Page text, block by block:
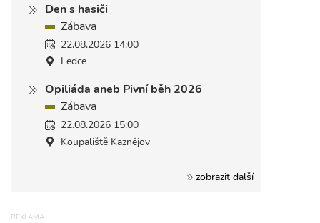
Den s hasiči
Zábava
22.08.2026 14:00
Ledce
Opiliáda aneb Pivní běh 2026
Zábava
22.08.2026 15:00
Koupaliště Kaznějov
zobrazit další